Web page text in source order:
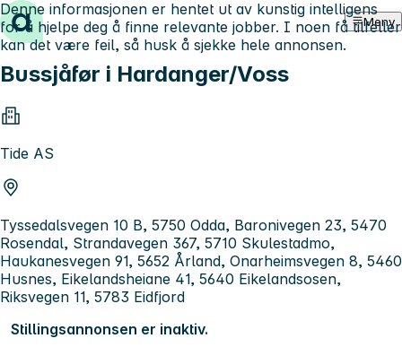
Hopp til innhold Meny
Bussjåfør i Hardanger/Voss
Tide AS
Tyssedalsvegen 10 B, 5750 Odda, Baronivegen 23, 5470
Rosendal, Strandavegen 367, 5710 Skulestadmo,
Haukanesvegen 91, 5652 Årland, Onarheimsvegen 8, 5460
Husnes, Eikelandsheiane 41, 5640 Eikelandsosen,
Riksvegen 11, 5783 Eidfjord
Stillingsannonsen er inaktiv.
Denne informasjonen er hentet ut av kunstig intelligens
for å hjelpe deg å finne relevante jobber. I noen få tilfeller
kan det være feil, så husk å sjekke hele annonsen.